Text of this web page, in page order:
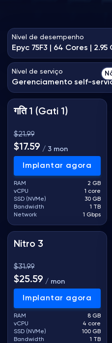
ARK Server Hospedagem
Jogos
Nível de desempenho
Epyc 75F3 | 64 Cores | 2.95
Nível de serviço
Gerenciamento self-
गति 1 (Gati 1)
$21.99
$17.59 / 3 mon
Implantar agora
RAM
2 GB
vCPU
1 core
SSD (NVMe)
30 GB
Bandwidth
1 TB
Network
1 Gbps
Nitro 3
$31.99
$25.59 / mon
Implantar agora
RAM
8 GB
vCPU
4 core
SSD (NVMe)
100 GB
Bandwidth
1 TB